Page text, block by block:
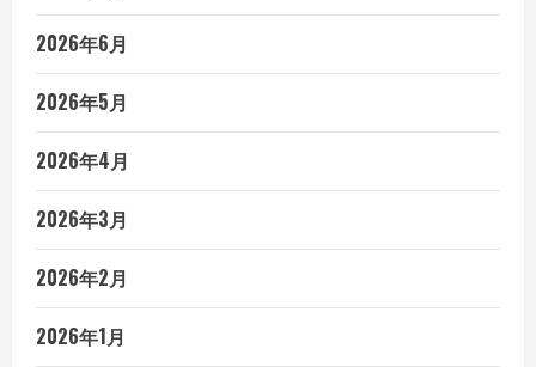
2026年6月
2026年5月
2026年4月
2026年3月
2026年2月
2026年1月